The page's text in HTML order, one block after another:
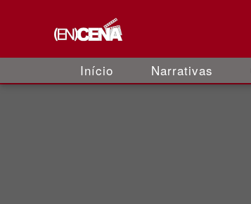
Início Narrativas